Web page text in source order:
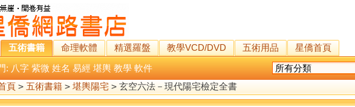
五術書籍 命理軟體 精選羅盤 教學VCD/DVD 五術用品
星僑首頁
: 八字 紫微 姓名 易經 堪輿 教學 軟件
頁 > 五術書籍 > 堪輿陽宅 > 玄空六法－現代陽宅檢定全書